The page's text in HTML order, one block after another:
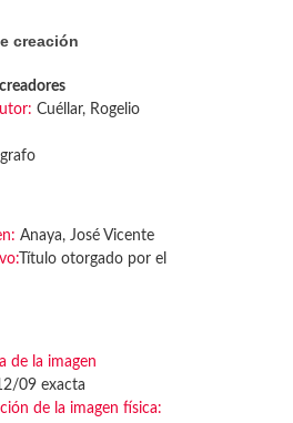
creación
Cuéllar, Rogelio
Anaya, José Vicente
Título otorgado por el
de la imagen
09 exacta
de la imagen física: